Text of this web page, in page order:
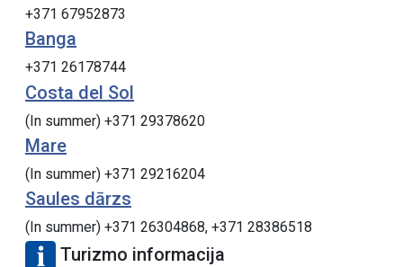
+371 67952873
Banga
+371 26178744
Costa del Sol
(In summer) +371 29378620
Mare
(In summer) +371 29216204
Saules dārzs
(In summer) +371 26304868, +371 28386518
Turizmo informacija